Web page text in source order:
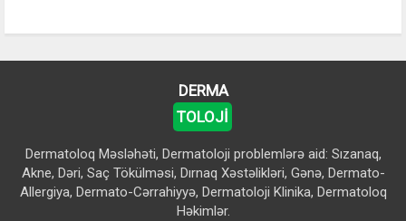
DERMA
TOLOJİ
Dermatoloq Məsləhəti, Dermatoloji problemlərə aid: Sızanaq,
Akne, Dəri, Saç Tökülməsi, Dırnaq Xəstəlikləri, Gənə, Dermato-
Allergiya, Dermato-Cərrahiyyə, Dermatoloji Klinika, Dermatoloq
Həkimlər.